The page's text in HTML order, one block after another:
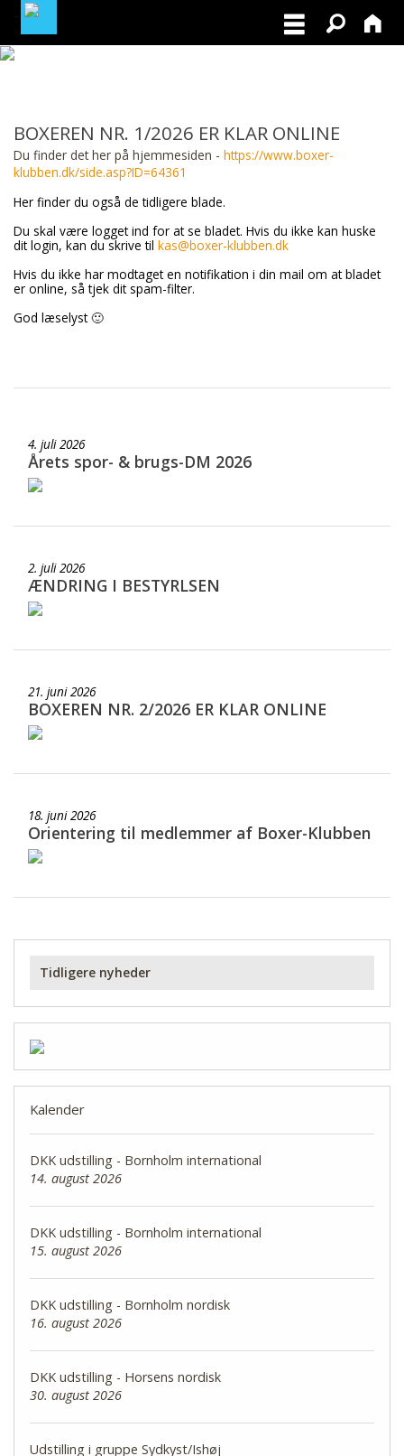
BLIV MEDLEM
BOXEREN NR. 1/2026 ER KLAR ONLINE
Du finder det her på hjemmesiden - https://www.boxer-
klubben.dk/side.asp?ID=64361
Her finder du også de tidligere blade.
Du skal være logget ind for at se bladet. Hvis du ikke kan huske
dit login, kan du skrive til kas@boxer-klubben.dk
Hvis du ikke har modtaget en notifikation i din mail om at bladet
er online, så tjek dit spam-filter.
God læselyst 🙂
4. juli 2026
Årets spor- & brugs-DM 2026
2. juli 2026
ÆNDRING I BESTYRLSEN
21. juni 2026
BOXEREN NR. 2/2026 ER KLAR ONLINE
18. juni 2026
Orientering til medlemmer af Boxer-Klubben
Tidligere nyheder
Kalender
DKK udstilling - Bornholm international
14. august 2026
DKK udstilling - Bornholm international
15. august 2026
DKK udstilling - Bornholm nordisk
16. august 2026
DKK udstilling - Horsens nordisk
30. august 2026
Udstilling i gruppe Sydkyst/Ishøj